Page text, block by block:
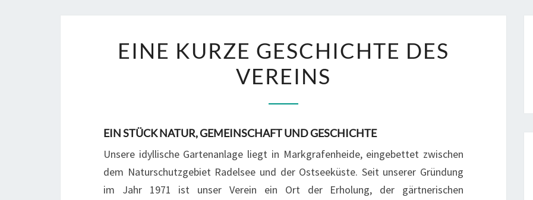
KURZE
GESCHICHTE
DES
VEREINS
EINE KURZE GESCHICHTE DES
VEREINS
EIN STÜCK NATUR, GEMEINSCHAFT UND GESCHICHTE
Unsere idyllische Gartenanlage liegt in Markgrafenheide, eingebettet zwischen
dem Naturschutzgebiet Radelsee und der Ostseeküste. Seit unserer Gründung
im Jahr 1971 ist unser Verein ein Ort der Erholung, der gärtnerischen